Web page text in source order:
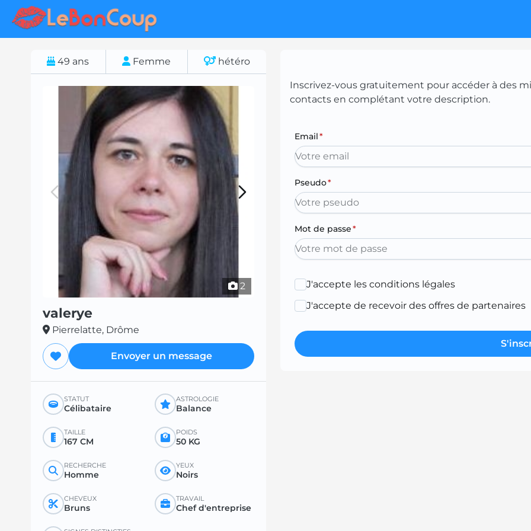
49 ans Femme hétéro
2
valerye
Pierrelatte, Drôme
Envoyer un message
STATUT
Célibataire
ASTROLOGIE
Balance
TAILLE
167 CM
POIDS
50 KG
RECHERCHE
Homme
YEUX
Noirs
CHEVEUX
Bruns
TRAVAIL
Chef d'entreprise
Inscrivez-vous gratuitement pour accéder à des
contacts en complétant votre description.
Email*
Pseudo*
Mot de passe*
J'accepte les conditions légales
J'accepte de recevoir des offres de partenaires